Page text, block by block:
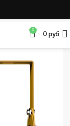
0 0руб